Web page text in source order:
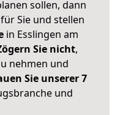
sollen, dann
Sie und stellen
in Esslingen am
Sie nicht,
nehmen und
Sie unserer 7
und